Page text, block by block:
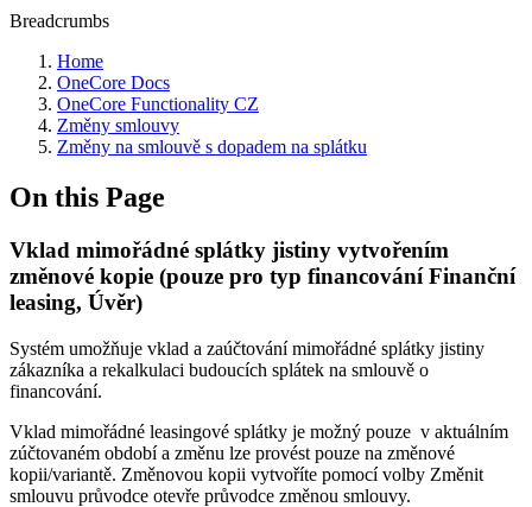
Breadcrumbs
Home
OneCore Docs
OneCore Functionality CZ
Změny smlouvy
Změny na smlouvě s dopadem na splátku
On this Page
Vklad mimořádné splátky jistiny vytvořením
změnové kopie (pouze pro typ financování Finanční
leasing, Úvěr)
Systém umožňuje vklad a zaúčtování mimořádné splátky jistiny
zákazníka a rekalkulaci budoucích splátek na smlouvě o
financování.
Vklad mimořádné leasingové splátky je možný pouze v aktuálním
zúčtovaném období a změnu lze provést pouze na změnové
kopii/variantě. Změnovou kopii vytvoříte pomocí volby Změnit
smlouvu průvodce otevře průvodce změnou smlouvy.